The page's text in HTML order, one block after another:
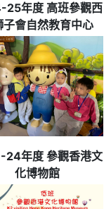
25年度 高班參觀西
子會自然教育中心
年度 參觀香港文
化博物館